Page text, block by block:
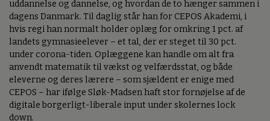
uddannelse og dannelse, og hvordan de to hænger sammen i
dagens Danmark. Til daglig står han for CEPOS Akademi, i
hvis regi han normalt holder oplæg for omkring 1 pct. af
landets gymnasieelever – et tal, der er steget til 30 pct.
under corona-tiden. Oplæggene kan handle om alt fra
anvendt matematik til vækst og velfærdsstat, og både
eleverne og deres lærere – som sjældent er enige med
CEPOS – har ifølge Sløk-Madsen haft stor fornøjelse af de
digitale borgerligt-liberale input under skolernes lock
down.